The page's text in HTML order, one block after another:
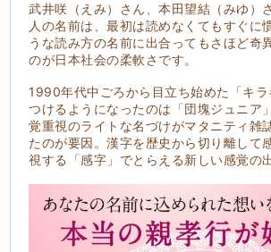
武井咲（えみ）さん、本田望結（みゆ）
人の名前は、最初は読めなくてもすぐに
うな読み方の名前に出合ってもさほど奇
のが日本社会の柔軟さです。
1990年代中ごろから目立ち始めた「キラ
つけるようになったのは「団塊ジュニア
覚重視のライトな名づけがマタニティ雑
たのが要因。漢字を歴史から切り離して
視する「感字」でとらえる新しい感覚の